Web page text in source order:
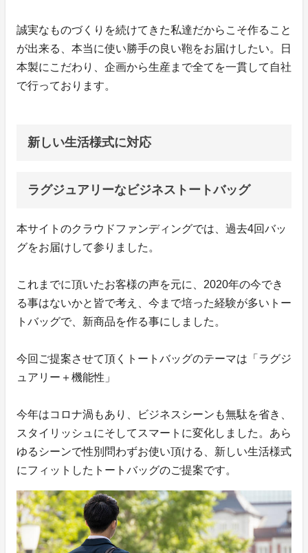
誠実なものづくりを続けてきた私達だからこそ作ること
が出来る、本当に使い勝手の良い鞄をお届けしたい。日
本製にこだわり、企画から生産まで全てを一貫して自社
で行っております。
新しい生活様式に対応
ラグジュアリーなビジネストートバッグ
本サイトのクラウドファンディングでは、過去4回バッ
グをお届けして参りました。
これまでに頂いたお客様の声を元に、2020年の今でき
る事はないかと皆で考え、今まで培った経験が多いトー
トバッグで、新商品を作る事にしました。
今回ご提案させて頂くトートバッグのテーマは「ラグジ
ュアリー＋機能性」
今年はコロナ渦もあり、ビジネスシーンも無駄を省き、
スタイリッシュにそしてスマートに変化しました。あら
ゆるシーンで性別問わずお使い頂ける、新しい生活様式
にフィットしたトートバッグのご提案です。